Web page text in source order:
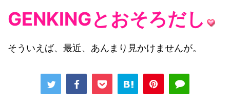
GENKINGとおそろだし
そういえば、最近、あんまり見かけませんが。